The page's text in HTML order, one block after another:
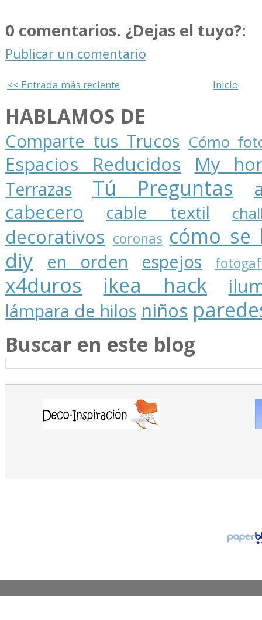
0 comentarios. ¿Dejas el tuyo?:
Publicar un comentario
<< Entrada más reciente Inicio
HABLAMOS DE
Comparte tus Trucos Cómo
Espacios Reducidos My
Terrazas Tú Preguntas
cabecero
cable textil
decorativos coronas cómo se
diy
en orden espejos
x4duros ikea hack
lámpara de hilos niños
Buscar en este blog